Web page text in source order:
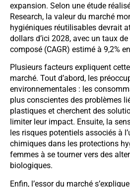
expansion. Selon une étude
Research, la valeur du marché
hygiéniques réutilisables devrait
dollars d’ici 2028, avec un taux
composé (CAGR) estimé à 9,2%
Plusieurs facteurs expliquent
marché. Tout d’abord, les
environnementales : les
plus conscientes des problèmes
plastiques et cherchent des
limiter leur impact. Ensuite, la
les risques potentiels associés à
chimiques dans les protections
femmes à se tourner vers des
biologiques.
Enfin, l’essor du marché